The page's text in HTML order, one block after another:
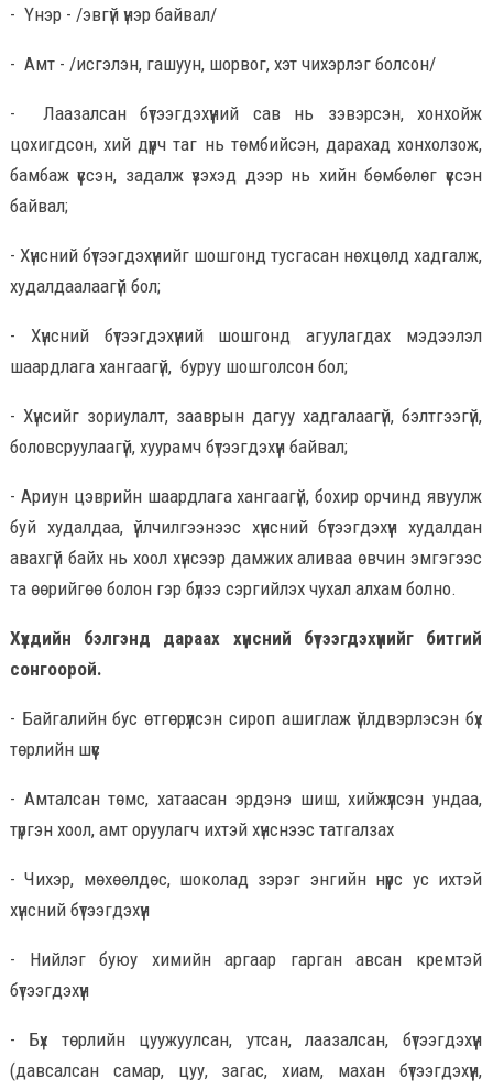
- Үнэр - /эвгүй үнэр байвал/
- Амт - /исгэлэн, гашуун, шорвог, хэт чихэрлэг болсон/
- Лаазалсан бүтээгдэхүүний сав нь зэвэрсэн, хонхойж
цохигдсон, хий дүүрч таг нь төмбийсэн, дарахад хонхолзож,
бамбаж үүссэн, задалж үзэхэд дээр нь хийн бөмбөлөг үүссэн
байвал;
- Хүнсний бүтээгдэхүүнийг шошгонд тусгасан нөхцөлд хадгалж,
худалдаалаагүй бол;
- Хүнсний бүтээгдэхүүний шошгонд агуулагдах мэдээлэл
шаардлага хангаагүй, буруу шошголсон бол;
- Хүнсийг зориулалт, зааврын дагуу хадгалаагүй, бэлтгээгүй,
боловсруулаагүй, хуурамч бүтээгдэхүүн байвал;
- Ариун цэврийн шаардлага хангаагүй, бохир орчинд явуулж
буй худалдаа, үйлчилгээнээс хүнсний бүтээгдэхүүн худалдан
авахгүй байх нь хоол хүнсээр дамжих аливаа өвчин эмгэгээс
та өөрийгөө болон гэр бүлээ сэргийлэх чухал алхам болно.
Хүүхдийн бэлгэнд дараах хүнсний бүтээгдэхүүнийг битгий
сонгоорой.
- Байгалийн бус өтгөрүүлсэн сироп ашиглаж үйлдвэрлэсэн бүх
төрлийн шүүс
- Амталсан төмс, хатаасан эрдэнэ шиш, хийжүүлсэн ундаа,
түргэн хоол, амт оруулагч ихтэй хүнснээс татгалзах
- Чихэр, мөхөөлдөс, шоколад зэрэг энгийн нүүрс ус ихтэй
хүнсний бүтээгдэхүүн
- Нийлэг буюу химийн аргаар гарган авсан кремтэй
бүтээгдэхүүн
- Бүх төрлийн цуужуулсан, утсан, лаазалсан, бүтээгдэхүүн
(давсалсан самар, цуу, загас, хиам, махан бүтээгдэхүүн,